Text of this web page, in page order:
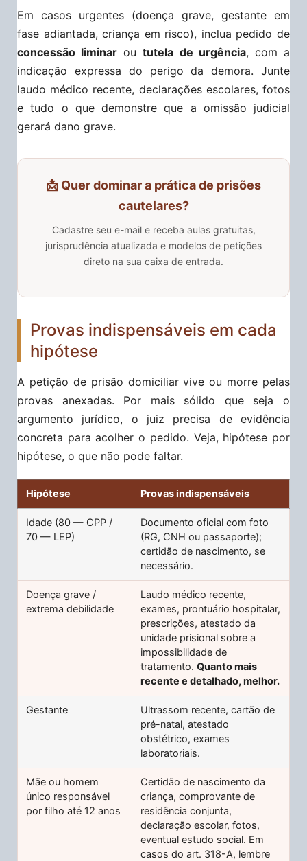
Em casos urgentes (doença grave, gestante em
fase adiantada, criança em risco), inclua pedido de
concessão liminar oututela de urgência, com a
indicação expressa do perigo da demora. Junte
laudo médico recente, declarações escolares, fotos
e tudo o que demonstre que a omissão judicial
gerará dano grave.
📩 Quer dominar a prática de prisões
cautelares?
Cadastre seu e-mail e receba aulas gratuitas,
jurisprudência atualizada e modelos de petições
direto na sua caixa de entrada.
Provas indispensáveis em cada
hipótese
A petição de prisão domiciliar vive ou morre pelas
provas anexadas. Por mais sólido que seja o
argumento jurídico, o juiz precisa de evidência
concreta para acolher o pedido. Veja, hipótese por
hipótese, o que não pode faltar.
Hipótese Provas indispensáveis
Idade (80 — CPP /
70 — LEP)
Documento oficial com foto
(RG, CNH ou passaporte);
certidão de nascimento, se
necessário.
Doença grave /
extrema debilidade
Laudo médico recente,
exames, prontuário hospitalar,
prescrições, atestado da
unidade prisional sobre a
impossibilidade de
tratamento. Quanto mais
recente e detalhado, melhor.
Gestante
Ultrassom recente, cartão de
pré-natal, atestado
obstétrico, exames
laboratoriais.
Mãe ou homem
único responsável
por filho até 12 anos
Certidão de nascimento da
criança, comprovante de
residência conjunta,
declaração escolar, fotos,
eventual estudo social. Em
casos do art. 318-A, lembre